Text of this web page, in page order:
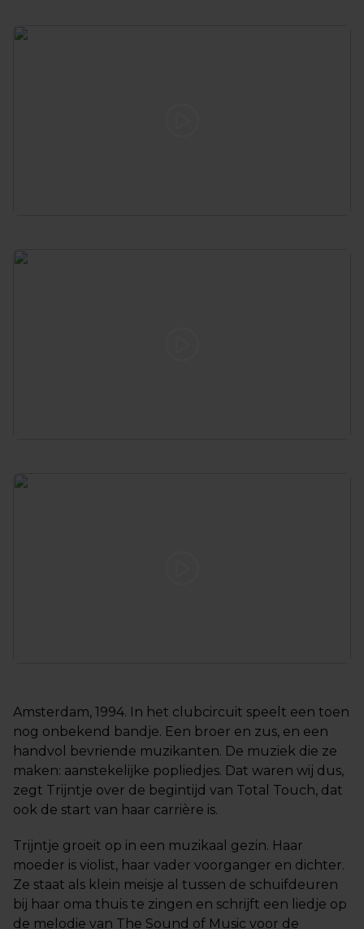
Amsterdam, 1994. In het clubcircuit speelt een toen
nog onbekend bandje. Een broer en zus, en een
handvol bevriende muzikanten. De muziek die ze
maken: aanstekelijke popliedjes. Dat waren wij dus,
zegt Trijntje over de begintijd van Total Touch, dat
ook de start van haar carrière is.
Trijntje groeit op in een muzikaal gezin. Haar
moeder is violist, haar vader voorganger en dichter.
Ze staat als klein meisje al tussen de schuifdeuren
bij haar oma thuis te zingen en schrijft een liedje op
de melodie van The Sound of Music voor de